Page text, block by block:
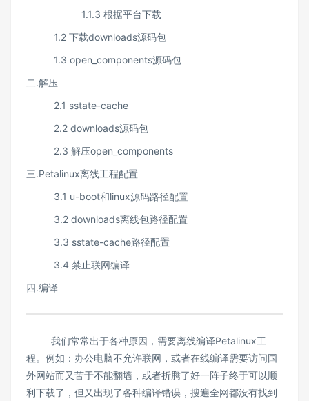
1.1.3 根据平台下载
1.2 下载downloads源码包
1.3 open_components源码包
二.解压
2.1 sstate-cache
2.2 downloads源码包
2.3 解压open_components
三.Petalinux离线工程配置
3.1 u-boot和linux源码路径配置
3.2 downloads离线包路径配置
3.3 sstate-cache路径配置
3.4 禁止联网编译
四.编译
我们常常出于各种原因，需要离线编译Petalinux工
程。例如：办公电脑不允许联网，或者在线编译需要访问国
外网站而又苦于不能翻墙，或者折腾了好一阵子终于可以顺
利下载了，但又出现了各种编译错误，搜遍全网都没有找到